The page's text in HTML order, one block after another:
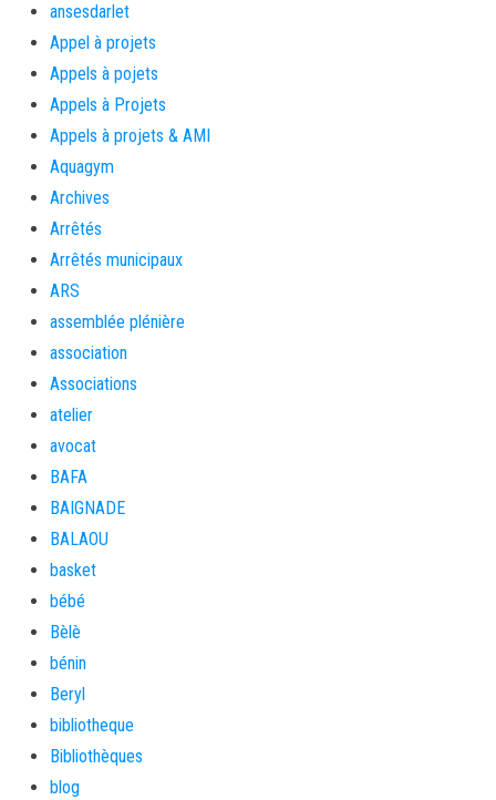
ansesdarlet
Appel à projets
Appels à pojets
Appels à Projets
Appels à projets & AMI
Aquagym
Archives
Arrêtés
Arrêtés municipaux
ARS
assemblée plénière
association
Associations
atelier
avocat
BAFA
BAIGNADE
BALAOU
basket
bébé
Bèlè
bénin
Beryl
bibliotheque
Bibliothèques
blog